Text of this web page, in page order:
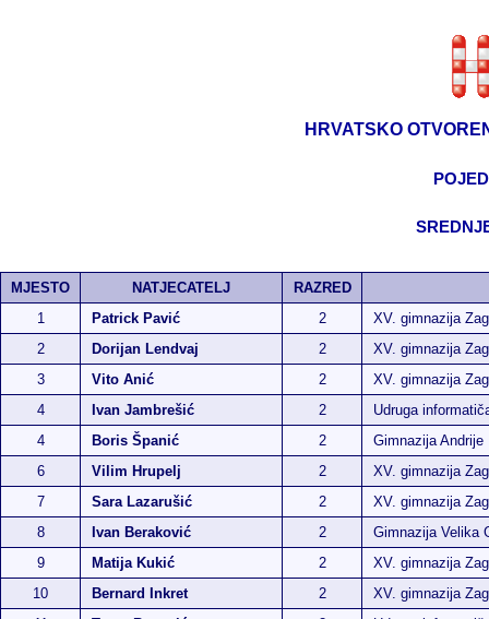
HRVATSKO
MJESTO NATJECATELJ
RAZRED
1
Patrick Pavić 2
XV. gimnazija
2
Dorijan Lendvaj 2
XV. gimnazija
3
Vito Anić 2
XV. gimnazija
4
Ivan Jambrešić 2
Udruga
4
Boris Španić 2
Gimnazija
6
Vilim Hrupelj 2
XV. gimnazija
7
Sara Lazarušić 2
XV. gimnazija
8
Ivan Beraković 2
Gimnazija Velika
9
Matija Kukić 2
XV. gimnazija
10
Bernard Inkret 2
XV. gimnazija